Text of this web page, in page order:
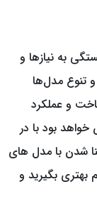
به نیازها و
تنوع مدل‌ها
و عملکرد
خواهد بود با در
شدن با مدل های
بهتری بگیرید و